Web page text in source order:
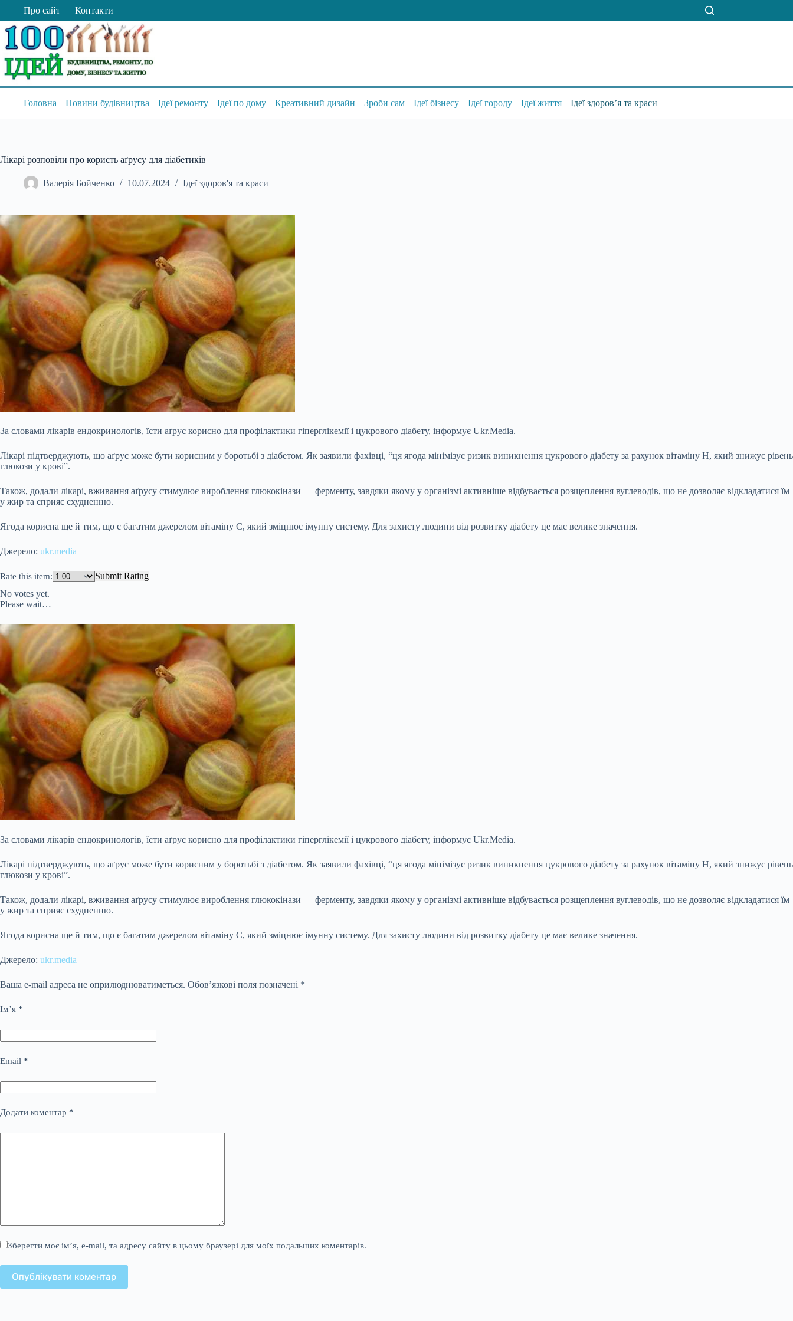
вмісту
Про сайт Контакти
Головна Новини будівництва Ідеї ремонту Ідеї по дому Креативний дизайн Зроби сам Ідеї бізнесу Ідеї городу Ідеї життя Ідеї здоров’я та краси
Лікарі розповіли про користь аґрусу для діабетиків
Валерія Бойченко 10.07.2024 Ідеї здоров'я та краси
За словами лікарів ендокринологів, їсти аґрус корисно для профілактики гіперглікемії і цукрового діабету, інформує Ukr.Media.
Лікарі підтверджують, що аґрус може бути корисним у боротьбі з діабетом. Як заявили фахівці, “ця ягода мінімізує ризик виникнення цукрового діабету за рахунок вітаміну Н, який знижує рівень
глюкози у крові”.
Також, додали лікарі, вживання аґрусу стимулює вироблення глюкокінази — ферменту, завдяки якому у організмі активніше відбувається розщеплення вуглеводів, що не дозволяє відкладатися їм
у жир та сприяє схудненню.
Ягода корисна ще й тим, що є багатим джерелом вітаміну С, який зміцнює імунну систему. Для захисту людини від розвитку діабету це має велике значення.
Джерело: ukr.media
Rate this item:
Submit Rating
No votes yet.
Please wait…
За словами лікарів ендокринологів, їсти аґрус корисно для профілактики гіперглікемії і цукрового діабету, інформує Ukr.Media.
Лікарі підтверджують, що аґрус може бути корисним у боротьбі з діабетом. Як заявили фахівці, “ця ягода мінімізує ризик виникнення цукрового діабету за рахунок вітаміну Н, який знижує рівень
глюкози у крові”.
Також, додали лікарі, вживання аґрусу стимулює вироблення глюкокінази — ферменту, завдяки якому у організмі активніше відбувається розщеплення вуглеводів, що не дозволяє відкладатися їм
у жир та сприяє схудненню.
Ягода корисна ще й тим, що є багатим джерелом вітаміну С, який зміцнює імунну систему. Для захисту людини від розвитку діабету це має велике значення.
Джерело: ukr.media
Ваша e-mail адреса не оприлюднюватиметься. Обов’язкові поля позначені *
Ім’я *
Email *
Додати коментар *
Зберегти моє ім’я, e-mail, та адресу сайту в цьому браузері для моїх подальших коментарів.
Опублікувати коментар